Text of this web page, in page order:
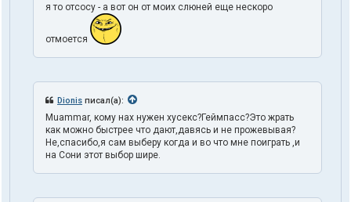
я то отсосу - а вот он от моих слюней еще нескоро
отмоется
Dionis писал(а):
Muammar, кому нах нужен хусекс?Геймпасс?Это жрать
как можно быстрее что дают,давясь и не прожевывая?
Не,спасибо,я сам выберу когда и во что мне поиграть ,и
на Сони этот выбор шире.